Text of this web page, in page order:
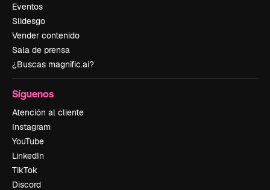
Eventos
Slidesgo
Vender contenido
Sala de prensa
¿Buscas magnific.ai?
Síguenos
Atención al cliente
Instagram
YouTube
LinkedIn
TikTok
Discord